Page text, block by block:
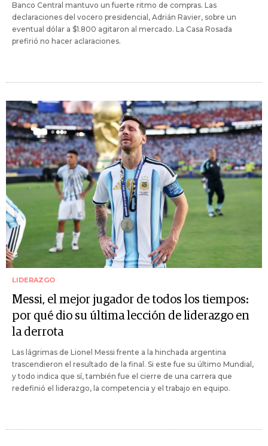
Banco Central mantuvo un fuerte ritmo de compras. Las
declaraciones del vocero presidencial, Adrián Ravier, sobre un
eventual dólar a $1.800 agitaron al mercado. La Casa Rosada
prefirió no hacer aclaraciones.
LIDERAZGO
Messi, el mejor jugador de todos los tiempos:
por qué dio su última lección de liderazgo en
la derrota
Las lágrimas de Lionel Messi frente a la hinchada argentina
trascendieron el resultado de la final. Si este fue su último Mundial,
y todo indica que sí, también fue el cierre de una carrera que
redefinió el liderazgo, la competencia y el trabajo en equipo.